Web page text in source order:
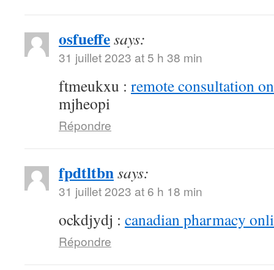
osfueffesays:
31 juillet 2023 at 5 h 38 min
ftmeukxu : remote consultation
mjheopi
Répondre
fpdtltbnsays:
31 juillet 2023 at 6 h 18 min
ockdjydj : canadian pharmacy
Répondre